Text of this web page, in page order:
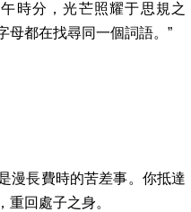
時分，光芒照耀于思規之
都在找尋同一個詞語。 ”
漫長費時的苦差事。你抵達
重回處子之身。